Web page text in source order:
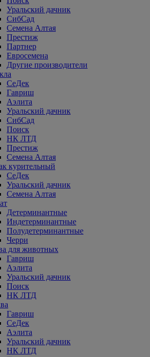
Уральский дачник
СибСад
Семена Алтая
Престиж
Партнер
Евросемена
Другие производители
СеДек
Гавриш
Аэлита
Уральский дачник
СибСад
Поиск
НК ЛТД
Престиж
Семена Алтая
курительный
СеДек
Уральский дачник
Семена Алтая
Детерминантные
Индетерминантные
Полудетерминантные
Черри
для животных
Гавриш
Аэлита
Уральский дачник
Поиск
НК ЛТД
Гавриш
СеДек
Аэлита
Уральский дачник
НК ЛТД